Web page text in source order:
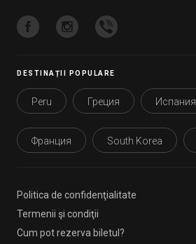
DESTINAȚII POPULARE
Peru Греция Испания
Франция South Korea
Politica de confidenţialitate
Termenii şi condiţii
Cum pot rezerva biletul?